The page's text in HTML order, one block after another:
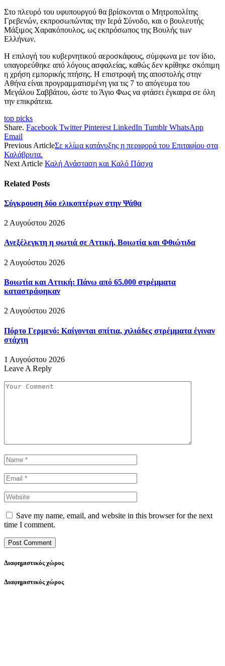
Στο πλευρό του υφυπουργού θα βρίσκονται ο Μητροπολίτης
Γρεβενών, εκπροσωπώντας την Ιερά Σύνοδο, και ο βουλευτής
Μάξιμος Χαρακόπουλος, ως εκπρόσωπος της Βουλής των
Ελλήνων.
Η επιλογή του κυβερνητικού αεροσκάφους, σύμφωνα με τον ίδιο,
υπαγορεύθηκε από λόγους ασφαλείας, καθώς δεν κρίθηκε σκόπιμη
η χρήση εμπορικής πτήσης. Η επιστροφή της αποστολής στην
Αθήνα είναι προγραμματισμένη για τις 7 το απόγευμα του
Μεγάλου Σαββάτου, ώστε το Άγιο Φως να φτάσει έγκαιρα σε όλη
την επικράτεια.
top picks
Share. Facebook Twitter Pinterest LinkedIn Tumblr WhatsApp
Email
Previous ArticleΣε κλίμα κατάνυξης η περιφορά του Επιταφίου στα
Καλάβρυτα.
Next Article Καλή Ανάσταση και Καλό Πάσχα
Related Posts
Σύγκρουση δύο ελικοπτέρων στην Ψάθα
2 Αυγούστου 2026
Ανεξέλεγκτη η φωτιά σε Αττική, Βοιωτία και Φθιώτιδα
2 Αυγούστου 2026
Βοιωτία και Αττική: Πάνω από 65.000 στρέμματα
καταστράφηκαν
2 Αυγούστου 2026
Πόρτο Γερμενό: Καίγονται σπίτια, χιλιάδες στρέμματα έγιναν
στάχτη
1 Αυγούστου 2026
Leave A Reply
Save my name, email, and website in this browser for the next
time I comment.
Διαφημιστικός χώρος
Διαφημιστικός χώρος